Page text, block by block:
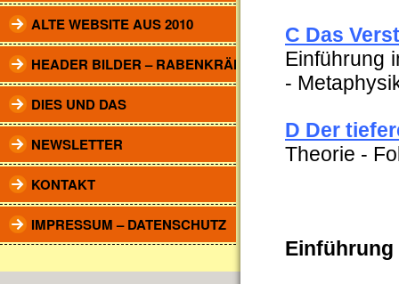
ALTE WEBSITE AUS 2010
HEADER BILDER – RABENKRÄHEN
DIES UND DAS
NEWSLETTER
KONTAKT
IMPRESSUM – DATENSCHUTZ
C Das
Einführung
-
D Der
Theorie -
Einführung